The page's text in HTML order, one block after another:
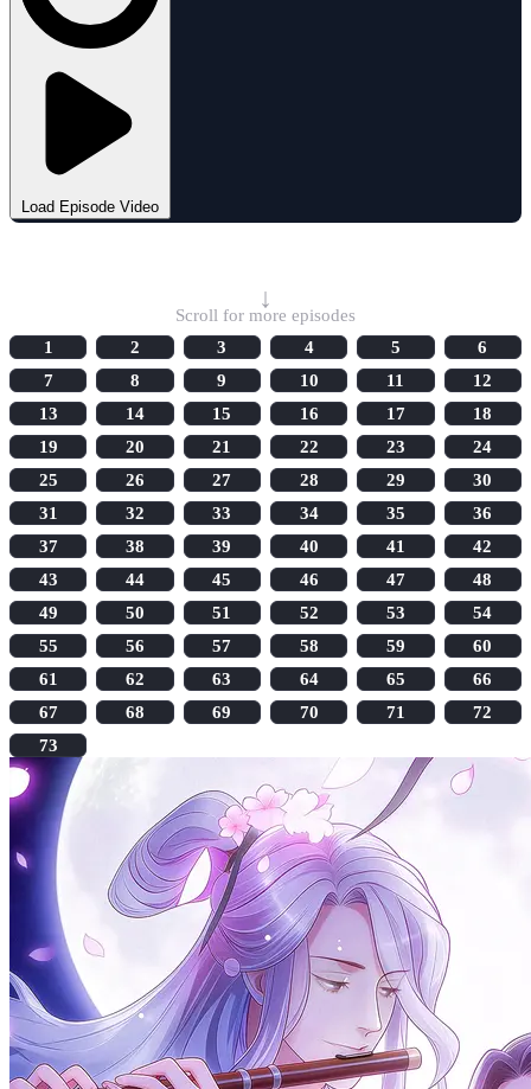
Load Episode Video
↓
Scroll for more episodes
1
2 3 4 5
6
7
8 9 10 11
12
13
14 15 16 17
18
19
20 21 22 23
24
25
26 27 28 29
30
31
32 33 34 35
36
37
38 39 40 41
42
43
44 45 46 47
48
49
50 51 52 53
54
55
56 57 58 59
60
61
62 63 64 65
66
67
68 69 70 71
72
73